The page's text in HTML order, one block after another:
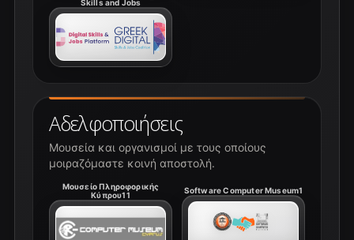
Αδελφοποιήσεις
Μουσεία και οργανισμοί με τους οποίους
μοιραζόμαστε κοινή αποστολή.
Μουσείο Πληροφορικής
Κύπρου11
Software Computer Museum1
Skills and Jobs